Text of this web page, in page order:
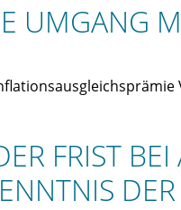
UMGANG
FRIST BEI